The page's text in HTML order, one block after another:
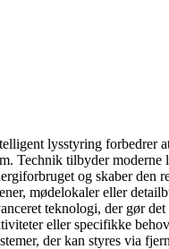
lysstyring forbedrer
Technik tilbyder moderne
og skaber den
mødelokaler eller
teknologi, der gør
eller specifikke
der kan styres via